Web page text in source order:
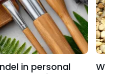
in personal